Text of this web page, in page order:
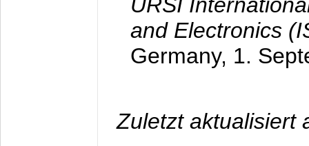
and Electronics
Germany, 1.
Zuletzt aktualisiert